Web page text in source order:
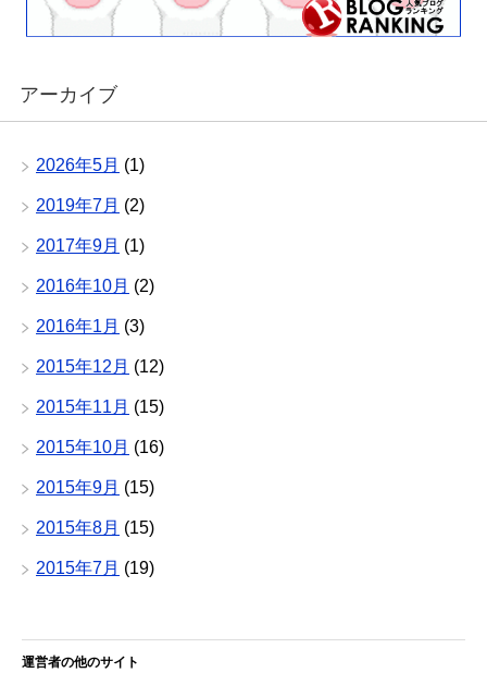
アーカイブ
2026年5月 (1)
2019年7月 (2)
2017年9月 (1)
2016年10月 (2)
2016年1月 (3)
2015年12月 (12)
2015年11月 (15)
2015年10月 (16)
2015年9月 (15)
2015年8月 (15)
2015年7月 (19)
運営者の他のサイト